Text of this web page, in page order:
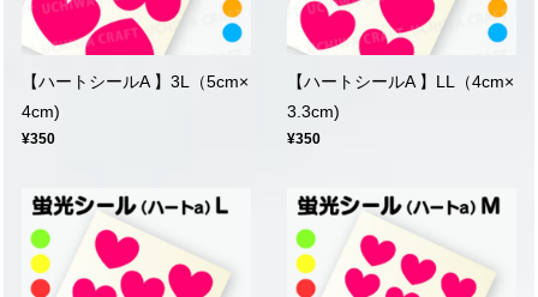
【ハートシールA 】3L（5cm×
4cm)
¥350
【ハートシールA 】LL（4cm×
3.3cm)
¥350